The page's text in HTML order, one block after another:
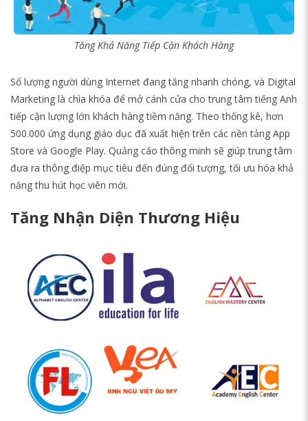
Tăng Khả Năng Tiếp Cận Khách Hàng
Số lượng người dùng Internet đang tăng nhanh chóng, và Digital
Marketing là chìa khóa để mở cánh cửa cho trung tâm tiếng Anh
tiếp cận lượng lớn khách hàng tiềm năng. Theo thống kê, hơn
500.000 ứng dụng giáo dục đã xuất hiện trên các nền tảng App
Store và Google Play. Quảng cáo thông minh sẽ giúp trung tâm
đưa ra thông điệp mục tiêu đến đúng đối tượng, tối ưu hóa khả
năng thu hút học viên mới.
Tăng Nhận Diện Thương Hiệu